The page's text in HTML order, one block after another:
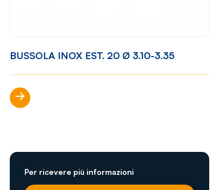
BUSSOLA INOX EST. 20 Ø 3.10-3.35
Scopri di più
Per ricevere più informazioni